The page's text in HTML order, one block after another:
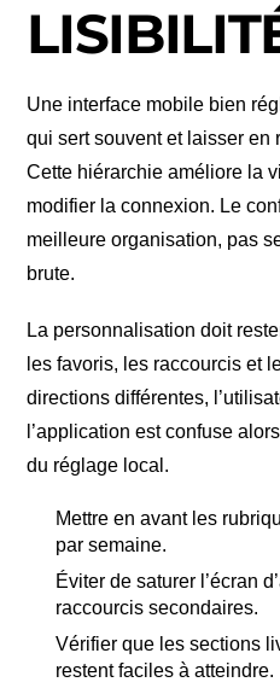
Une interface mobile bien
qui sert souvent et laisser en
Cette hiérarchie améliore la
modifier la connexion. Le
meilleure organisation, pas
brute.
La personnalisation doit
les favoris, les raccourcis et
directions différentes,
l’application est confuse
du réglage local.
Mettre en avant les
par semaine.
Éviter de saturer l’écran
raccourcis secondaires.
Vérifier que les sections
restent faciles à atteindre.